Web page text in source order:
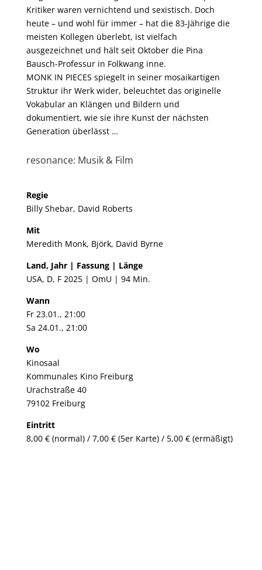
Kritiker waren vernichtend und sexistisch. Doch
heute – und wohl für immer – hat die 83-Jährige die
meisten Kollegen überlebt, ist vielfach
ausgezeichnet und hält seit Oktober die Pina
Bausch-Professur in Folkwang inne.
MONK IN PIECES spiegelt in seiner mosaikartigen
Struktur ihr Werk wider, beleuchtet das originelle
Vokabular an Klängen und Bildern und
dokumentiert, wie sie ihre Kunst der nächsten
Generation überlässt …
resonance: Musik & Film
Regie
Billy Shebar, David Roberts
Mit
Meredith Monk, Björk, David Byrne
Land, Jahr | Fassung | Länge
USA, D, F 2025 | OmU | 94 Min.
Wann
Fr 23.01., 21:00
Sa 24.01., 21:00
Wo
Kinosaal
Kommunales Kino Freiburg
Urachstraße 40
79102 Freiburg
Eintritt
8,00 € (normal) / 7,00 € (5er Karte) / 5,00 € (ermäßigt)